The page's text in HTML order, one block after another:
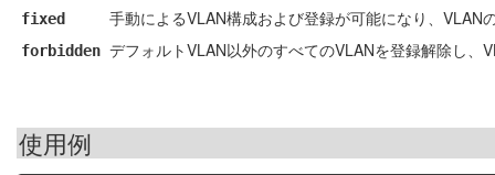
fixed 手動によるVLAN構成および登録が可能になり、VLAN
forbidden デフォルトVLAN以外のすべてのVLANを登録解除し、
使用例